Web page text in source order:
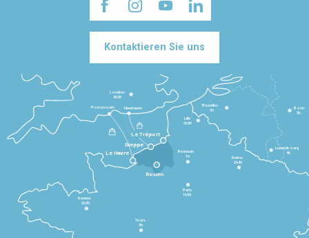
Kontaktieren Sie uns
Le Havre
Dieppe
Le Tréport
Rennes
2h30
Tours
3h
Paris
1h30
Beauvais
1h
Reims
2h45
Lille
2h30
Bruxelles
3h
Londres
3h30
Newhaven
Portsmouth
Bonn
5h
Luxembourg
4h
Rouen